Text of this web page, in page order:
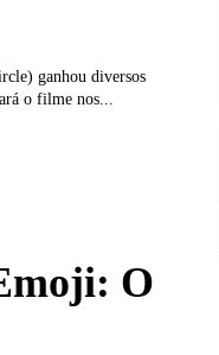
ganhou diversos
o filme nos...
O